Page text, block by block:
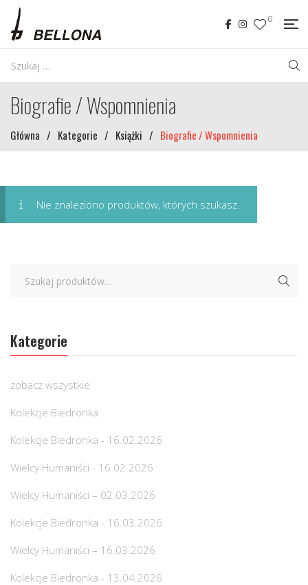
0
Biografie / Wspomnienia
Główna / Kategorie / Książki / Biografie / Wspomnienia
Nie znaleziono produktów, których szukasz.
Kategorie
zobacz wszystkie
Kolekcje Biedronka
Kolekcje Biedronka - 16.02.2026
Wielcy Humaniści - 16.02.2026
Wielcy Humaniści – 02.03.2026
Kolekcje Biedronka - 16.03.2026
Wielcy Humaniści – 16.03.2026
Kolekcje Biedronka - 13.04.2026